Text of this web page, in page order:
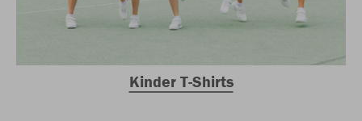
Kinder T-Shirts